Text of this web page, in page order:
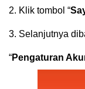
2. Klik tombol “
3. Selanjutnya
“Pengaturan